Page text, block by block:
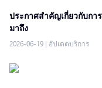
ประกาศสำคัญเกี่ยวกับกา
มาถึง
2026-06-19 | อัปเดตบริการ